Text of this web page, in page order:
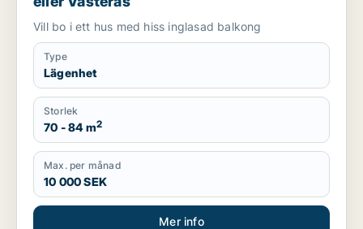
Vill bo i ett hus med hiss inglasad balkong
Type
Lägenhet
Storlek
70 - 84 m2
Max. per månad
10 000 SEK
Mer info